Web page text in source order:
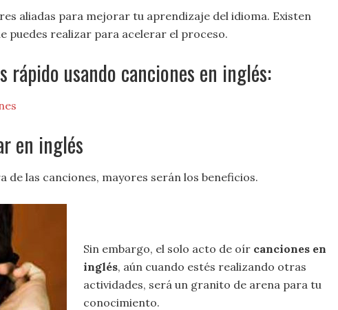
aliadas para mejorar tu aprendizaje del idioma. Existen
puedes realizar para acelerar el proceso.
rápido usando canciones en inglés:
en inglés
las canciones, mayores serán los beneficios.
Sin embargo, el solo acto de oír canciones en
inglés, aún cuando estés realizando otras
actividades, será un granito de arena para tu
conocimiento.